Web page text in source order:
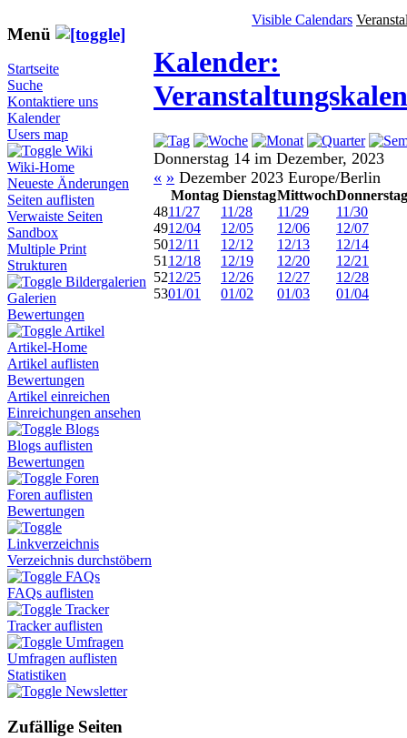
Menü
Startseite
Suche
Kontaktiere uns
Kalender
Users map
Wiki
Wiki-Home
Neueste Änderungen
Seiten auflisten
Verwaiste Seiten
Sandbox
Multiple Print
Strukturen
Bildergalerien
Galerien
Bewertungen
Artikel
Artikel-Home
Artikel auflisten
Bewertungen
Artikel einreichen
Einreichungen ansehen
Blogs
Blogs auflisten
Bewertungen
Foren
Foren auflisten
Bewertungen
Linkverzeichnis
Verzeichnis durchstöbern
FAQs
FAQs auflisten
Tracker
Tracker auflisten
Umfragen
Umfragen auflisten
Statistiken
Newsletter
Zufällige Seiten
Visible Calendars
Kalender:
Donnerstag 14 im Dezember, 2023
« » Dezember 2023 Europe/Berlin
Montag DienstagMittwochDonnerstag
4811/27 11/28 11/29
11/30
4912/04 12/05 12/06
12/07
5012/11 12/12 12/13
12/14
51 12/18 12/19 12/20
12/21
5212/25 12/26 12/27
12/28
5301/01 01/02 01/03 01/04